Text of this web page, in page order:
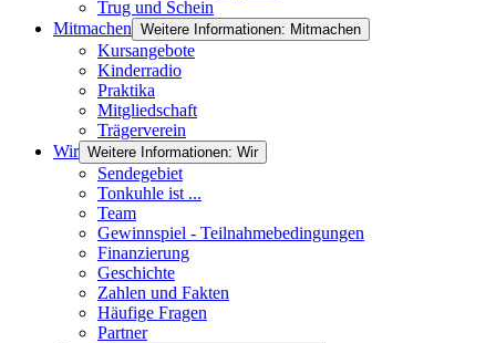
Trug und Schein
Mitmachen Weitere Informationen: Mitmachen
Kursangebote
Kinderradio
Praktika
Mitgliedschaft
Trägerverein
Wir Weitere Informationen: Wir
Sendegebiet
Tonkuhle ist ...
Team
Gewinnspiel - Teilnahmebedingungen
Finanzierung
Geschichte
Zahlen und Fakten
Häufige Fragen
Partner